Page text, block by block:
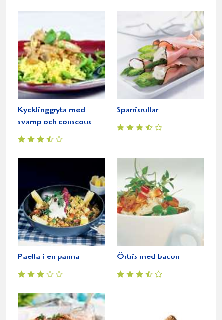
Kycklinggryta med
svamp och couscous
Sparrisrullar
Paella i en panna Örtris med bacon